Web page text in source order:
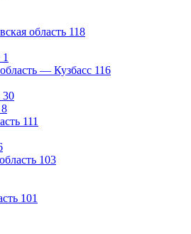
область 118
1
— Кузбасс 116
30
8
111
103
101